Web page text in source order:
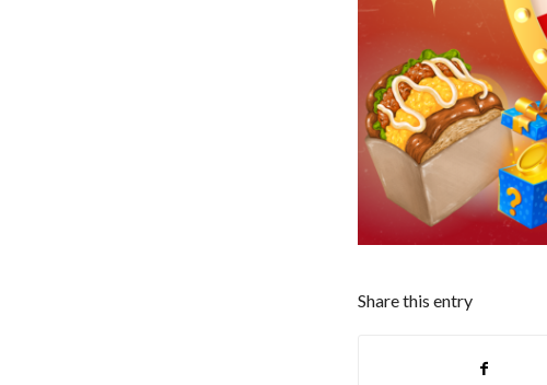
Share this entry